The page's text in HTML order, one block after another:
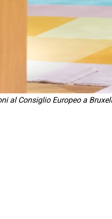
al Consiglio Europeo a